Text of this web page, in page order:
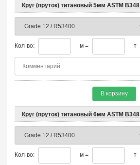
Круг (пруток) титановый 5мм ASTM B348
Кол-во: м = т
В корзину
Круг (пруток) титановый 6мм ASTM B348
Кол-во: м = т